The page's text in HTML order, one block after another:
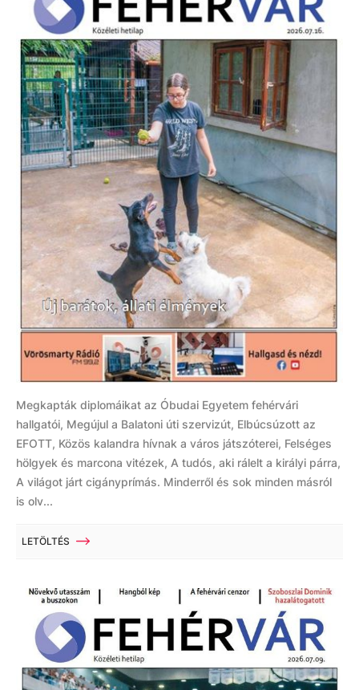
Megkapták diplomáikat az Óbudai Egyetem fehérvári
hallgatói, Megújul a Balatoni úti szervizút, Elbúcsúzott az
EFOTT, Közös kalandra hívnak a város játszóterei, Felséges
hölgyek és marcona vitézek, A tudós, aki rálelt a királyi párra,
A világot járt cigányprímás. Minderről és sok minden másról
is olv...
LETÖLTÉS